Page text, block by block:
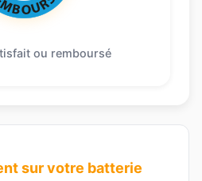
ou remboursé
sur votre batterie